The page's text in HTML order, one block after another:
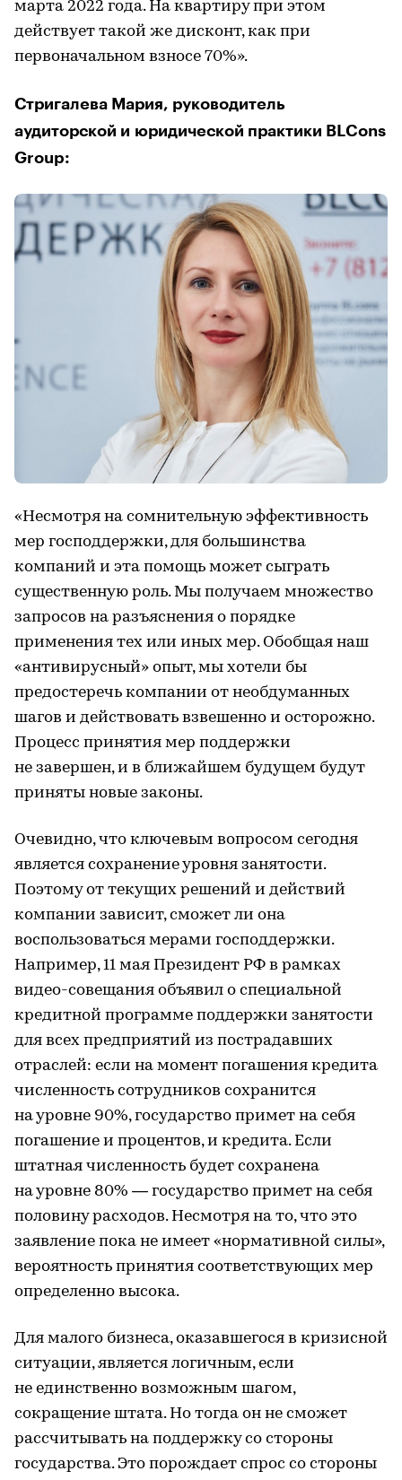
марта 2022 года. На квартиру при этом
действует такой же дисконт, как при
первоначальном взносе 70%».
Стригалева Мария, руководитель
аудиторской и юридической практики BLCons
Group:
«Несмотря на сомнительную эффективность
мер господдержки, для большинства
компаний и эта помощь может сыграть
существенную роль. Мы получаем множество
запросов на разъяснения о порядке
применения тех или иных мер. Обобщая наш
«антивирусный» опыт, мы хотели бы
предостеречь компании от необдуманных
шагов и действовать взвешенно и осторожно.
Процесс принятия мер поддержки
не завершен, и в ближайшем будущем будут
приняты новые законы.
Очевидно, что ключевым вопросом сегодня
является сохранение уровня занятости.
Поэтому от текущих решений и действий
компании зависит, сможет ли она
воспользоваться мерами господдержки.
Например, 11 мая Президент РФ в рамках
видео-совещания объявил о специальной
кредитной программе поддержки занятости
для всех предприятий из пострадавших
отраслей: если на момент погашения кредита
численность сотрудников сохранится
на уровне 90%, государство примет на себя
погашение и процентов, и кредита. Если
штатная численность будет сохранена
на уровне 80% — государство примет на себя
половину расходов. Несмотря на то, что это
заявление пока не имеет «нормативной силы»,
вероятность принятия соответствующих мер
определенно высока.
Для малого бизнеса, оказавшегося в кризисной
ситуации, является логичным, если
не единственно возможным шагом,
сокращение штата. Но тогда он не сможет
рассчитывать на поддержку со стороны
государства. Это порождает спрос со стороны